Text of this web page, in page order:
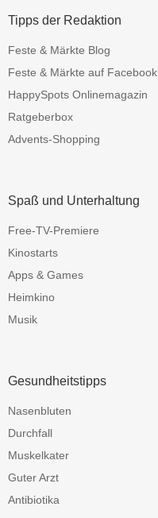
Tipps der Redaktion
Feste & Märkte Blog
Feste & Märkte auf Facebook
HappySpots Onlinemagazin
Ratgeberbox
Advents-Shopping
Spaß und Unterhaltung
Free-TV-Premiere
Kinostarts
Apps & Games
Heimkino
Musik
Gesundheitstipps
Nasenbluten
Durchfall
Muskelkater
Guter Arzt
Antibiotika